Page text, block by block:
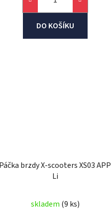
DO KOŠÍKU
Páčka brzdy X-scooters XS03 APP
Li
skladem (9 ks)